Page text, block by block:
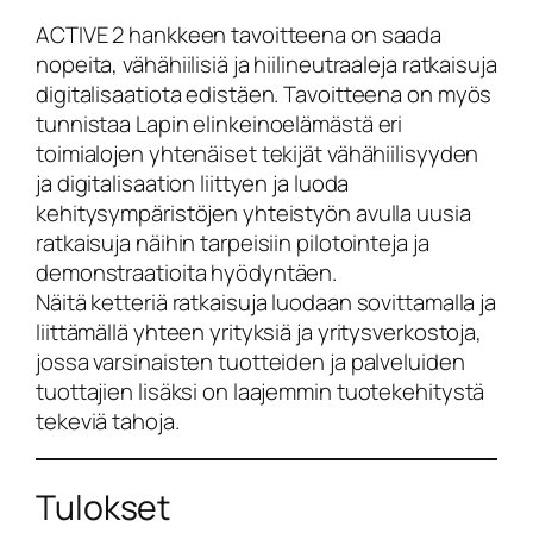
ACTIVE 2 hankkeen tavoitteena on saada
nopeita, vähähiilisiä ja hiilineutraaleja ratkaisuja
digitalisaatiota edistäen. Tavoitteena on myös
tunnistaa Lapin elinkeinoelämästä eri
toimialojen yhtenäiset tekijät vähähiilisyyden
ja digitalisaation liittyen ja luoda
kehitysympäristöjen yhteistyön avulla uusia
ratkaisuja näihin tarpeisiin pilotointeja ja
demonstraatioita hyödyntäen.
Näitä ketteriä ratkaisuja luodaan sovittamalla ja
liittämällä yhteen yrityksiä ja yritysverkostoja,
jossa varsinaisten tuotteiden ja palveluiden
tuottajien lisäksi on laajemmin tuotekehitystä
tekeviä tahoja.
Tulokset